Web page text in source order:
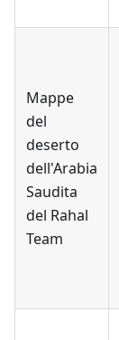
Mappe
del
deserto
dell'Arabia
Saudita
del Rahal
Team